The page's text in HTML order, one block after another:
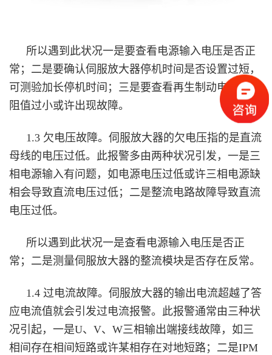
所以遇到此状况一是要查看电源输入电压是否正
常；二是要确认伺服放大器停机时间是否设置过短，
可测验加长停机时间；三是要查看再生制动电阻是否
阻值过小或许出现故障。
1.3 欠电压故障。伺服放大器的欠电压指的是直流
母线的电压过低。此报警多由两种状况引发，一是三
相电源输入有问题，如电源电压过低或许三相电源缺
相会导致直流电压过低；二是整流电路故障导致直流
电压过低。
所以遇到此状况一是查看电源输入电压是否正
常；二是测量伺服放大器的整流模块是否存在反常。
1.4 过电流故障。伺服放大器的输出电流超越了答
应电流值就会引发过电流报警。此报警通常由三种状
况引起，一是U、V、W三相输出端接线故障，如三
相间存在相间短路或许某相存在对地短路；二是IPM